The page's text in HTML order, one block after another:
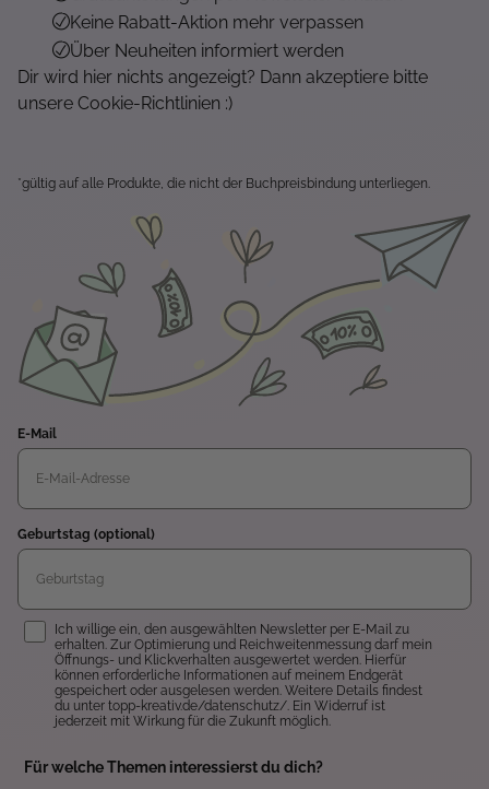
Keine Rabatt-Aktion mehr verpassen
Über Neuheiten informiert werden
Dir wird hier nichts angezeigt? Dann akzeptiere bitte
unsere Cookie-Richtlinien :)
*gültig auf alle Produkte, die nicht der Buchpreisbindung unterliegen.
E-Mail
Geburtstag (optional)
Einwilligung
Ich willige ein, den ausgewählten Newsletter per E-Mail zu
erhalten. Zur Optimierung und Reichweitenmessung darf mein
Öffnungs- und Klickverhalten ausgewertet werden. Hierfür
können erforderliche Informationen auf meinem Endgerät
gespeichert oder ausgelesen werden. Weitere Details findest
du unter topp-kreativ.de/datenschutz/. Ein Widerruf ist
jederzeit mit Wirkung für die Zukunft möglich.
Für welche Themen interessierst du dich?